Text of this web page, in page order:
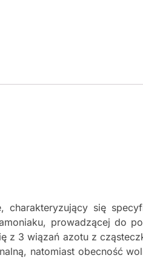
charakteryzujący się
prowadzącej do
z 3 wiązań azotu z
natomiast obecność